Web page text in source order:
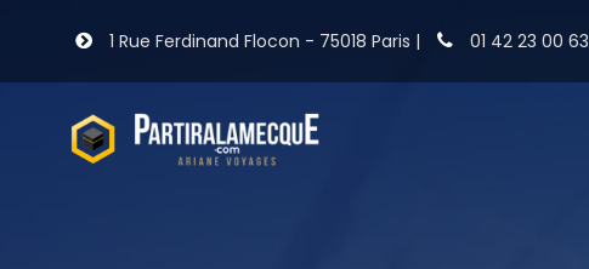
1 Rue Ferdinand Flocon - 75018 Paris | 01 42 23 00